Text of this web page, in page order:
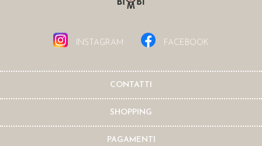
INSTAGRAM FACEBOOK
CONTATTI
SHOPPING
PAGAMENTI